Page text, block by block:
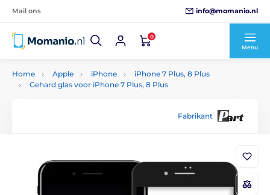
Mail ons info@momanio.nl
0
Menu
Home Apple iPhone
iPhone 7 Plus, 8 Plus
Gehard glas voor iPhone 7 Plus, 8 Plus
Fabrikant